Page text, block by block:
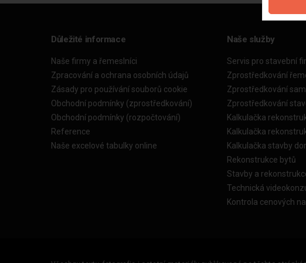
Důležité informace
Naše firmy a řemeslníci
Zpracování a ochrana osobních údajů
Zásady pro používání souborů cookie
Obchodní podmínky (zprostředkování)
Obchodní podmínky (rozpočtování)
Reference
Naše excelové tabulky online
Naše služby
Servis pro stavební
Zprostředkování
Zprostředkování
Zprostředkování
Kalkulačka
Kalkulačka
Kalkulačka stavby
Rekonstrukce bytů
Stavby a
Technická
Kontrola cenových